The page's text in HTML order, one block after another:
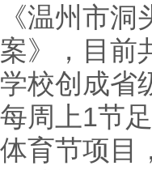
《温州市
案》，目前
学校创成省
每周上1节
体育节项目